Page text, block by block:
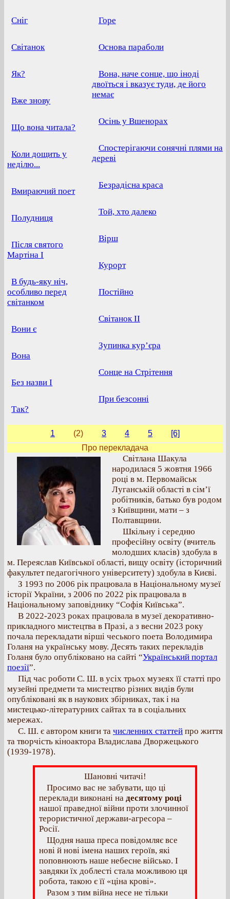
Сніг
Світанок
Як?
Вже знову
Що вона читала?
Коли дощить у
неділю...
Вмираючий поет
Полудниця
Після святого
Мартіна І
В будь-яку ніч,
особливо перед
світанком
Вони є
Вона
Без назви І
Так?
Горе
Основа параболи
Вона, наче сонце, що іноді
двоїться і вказує туди, де його
немає
Осінь у Вшенорах
Спостерігаючи сонячні плями на
дереві
Безрадісна краса
Той, хто далеко
Вірш
Курорт
Постійно
Світанок II
Зупинка кур’єра
Сонце на Стрітення
При безсонні
1 (2) 3 4 5
[6]
Про перекладача
Світлана Шакула
народилася 5 жовтня 1966
році в м. Первомайськ
Луганській області в сім’ї
робітників, батько був родом
з Київщини, мати – з
Полтавщини.
Шкільну і середню
професійну освіту (вчитель
молодших класів) здобула в
м. Переяслав Київської області, вищу освіту (історичний
факультет педагогічного університету) здобула в Києві.
З 1993 по 2006 рік працювала в Національному музеї
історії України, з 2006 по 2022 рік працювала в
Національному заповіднику “Софія Київська”.
В 2022-2023 роках працювала в музеї декоративно-
прикладного мистецтва в Празі, а з весни 2023 року
почала перекладати вірші чеського поета Володимира
Голаня на українську мову. Десять таких перекладів
Голаня було опубліковано на сайті “Український портал
поезії”.
Під час роботи С. Ш. в усіх трьох музеях її статті про
музейні предмети та мистецтво різних видів були
опубліковані як в наукових збірниках, так і на
мистецько-літературних сайтах та в соціальних
мережах.
С. Ш. є автором книги та численних статтей про життя
та творчість кіноактора Владислава Дворжецького
(1939-1978).
Шановні читачі!
Просимо вас не забувати, що ці
переклади виконані на десятому році
нашої праведної війни проти злочинної
терористичної держави-агресора –
Росії.
Щодня наша преса повідомляє все
нові й нові імена наших героїв, які
поповнюють наше небесне військо. І
завдяки їх доблесті стала можливою ця
робота, такою є її «ціна крові».
Разом з тим війна несе не тільки